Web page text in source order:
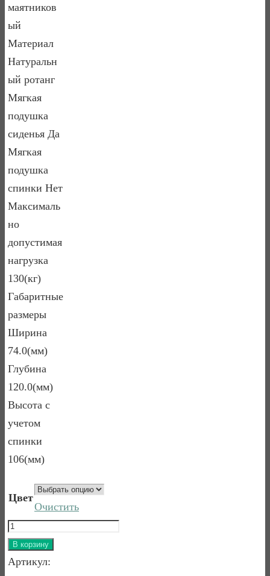
маятников
ый
Материал
Натуральн
ый ротанг
Мягкая
подушка
сиденья Да
Мягкая
подушка
спинки Нет
Максималь
но
допустимая
нагрузка
130(кг)
Габаритные
размеры
Ширина
74.0(мм)
Глубина
120.0(мм)
Высота с
учетом
спинки
106(мм)
Цвет
Очистить
Количество
товара
КРЕСЛО-
В корзину
Артикул: